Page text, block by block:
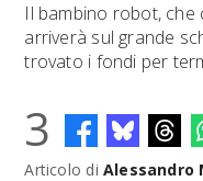
NETFLIX SADIE SINK STAR
Il bambino robot,
arriverà sul grande
trovato i fondi per
3
Articolo di Alessandro